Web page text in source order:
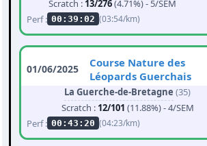
Scratch : 13/276(4.71%) - 5/SEM
Perf : 00:39:02 (03:54/km)
01/06/2025
Course Nature des
Léopards Guerchais
La Guerche-de-Bretagne (35)
Scratch : 12/101 (11.88%) - 4/SEM
Perf : 00:43:20 (04:23/km)